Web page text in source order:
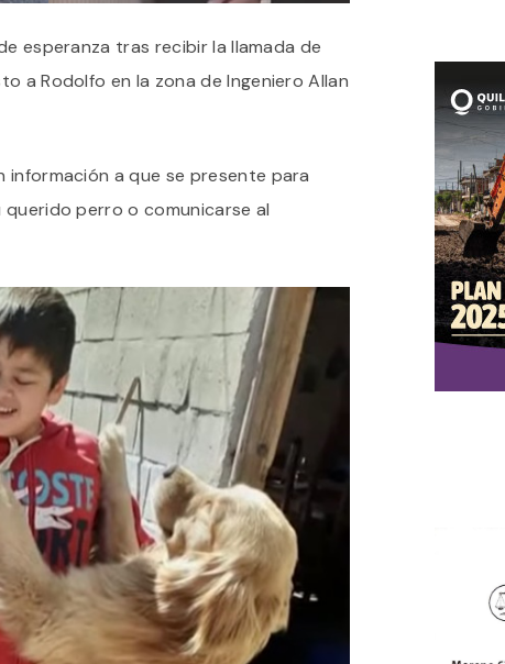
esperanza tras recibir la llamada de
a Rodolfo en la zona de Ingeniero Allan
información a que se presente para
perro o comunicarse al